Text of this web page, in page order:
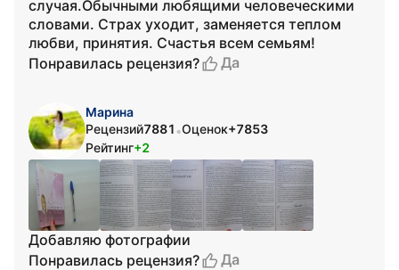
случая.Обычными любящими человеческими
словами. Страх уходит, заменяется теплом
любви, принятия. Счастья всем семьям!
Понравилась рецензия?
Да
Марина
Рецензий7881 •Оценок+7853
Рейтинг+2
Добавляю фотографии
Понравилась рецензия?
Да